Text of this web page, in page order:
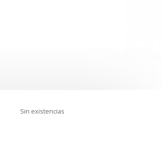
Sin existencias